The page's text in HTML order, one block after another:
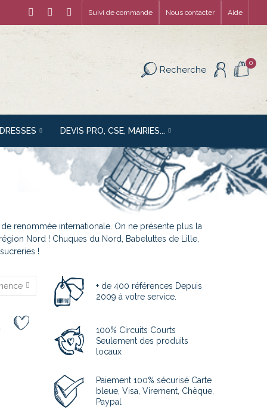
Suivi de commande Nous contacter Aide
Recherche
0
DEVIS PRO, CSE, MAIRIES...
renommée internationale. On ne présente plus la
Nord ! Chuques du Nord, Babeluttes de Lille,
!
+ de 400 références Depuis
2009 à votre service.
100% Circuits Courts
Seulement des produits
locaux
Paiement 100% sécurisé Carte
bleue, Visa, Virement, Chèque,
Paypal